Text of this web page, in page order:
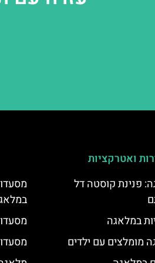
ואטרקציות
פנינת קוסטה דל
במלאגה
מומלצים עם ילדים